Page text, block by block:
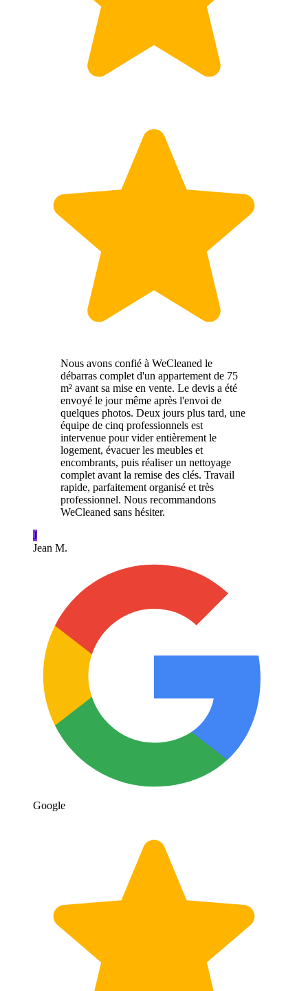
Nous avons confié à WeCleaned le
débarras complet d'un appartement de 75
m² avant sa mise en vente. Le devis a été
envoyé le jour même après l'envoi de
quelques photos. Deux jours plus tard, une
équipe de cinq professionnels est
intervenue pour vider entièrement le
logement, évacuer les meubles et
encombrants, puis réaliser un nettoyage
complet avant la remise des clés. Travail
rapide, parfaitement organisé et très
professionnel. Nous recommandons
WeCleaned sans hésiter.
J
Jean M.
Google